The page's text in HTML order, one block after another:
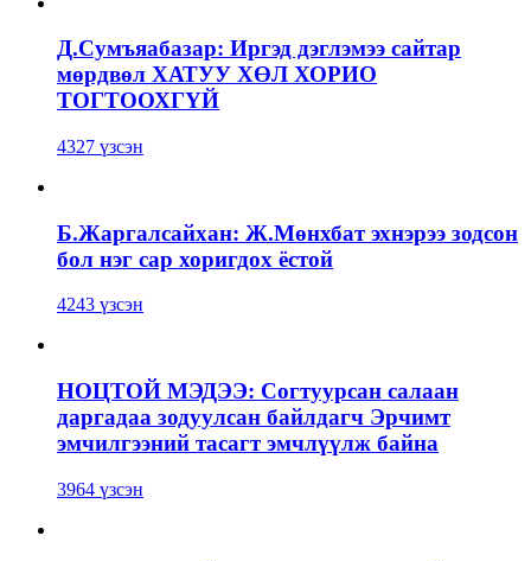
Д.Сумъяабазар: Иргэд дэглэмээ сайтар
мөрдвөл ХАТУУ ХӨЛ ХОРИО
ТОГТООХГҮЙ
4327 үзсэн
Б.Жаргалсайхан: Ж.Мөнхбат эхнэрээ зодсон
бол нэг сар хоригдох ёстой
4243 үзсэн
НОЦТОЙ МЭДЭЭ: Согтуурсан салаан
даргадаа зодуулсан байлдагч Эрчимт
эмчилгээний тасагт эмчлүүлж байна
3964 үзсэн